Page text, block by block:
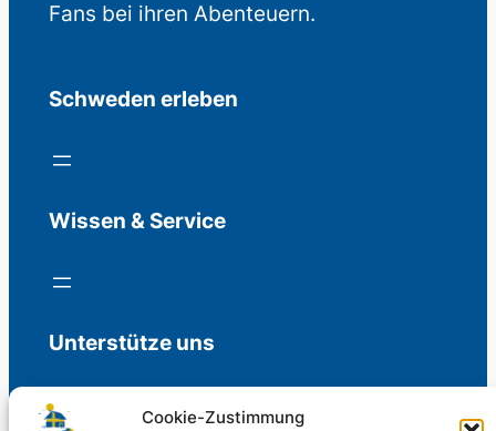
Cookie-Zustimmung
Fans bei ihren Abenteuern.
Schweden erleben
Wissen & Service
Unterstütze uns